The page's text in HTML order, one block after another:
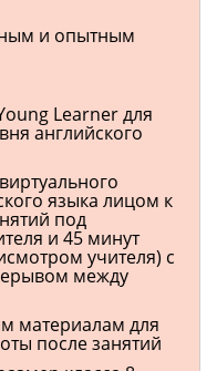
и опытным
Learner для
английского
языка лицом к
под
и 45 минут
учителя) с
между
материалам для
после занятий